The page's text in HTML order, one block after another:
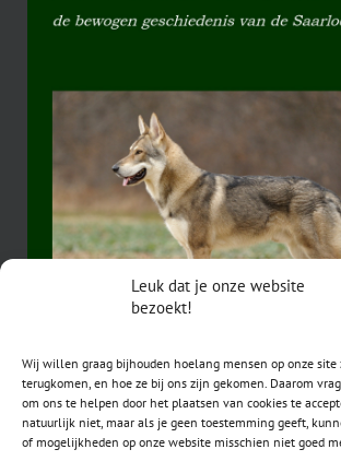
Leuk dat je onze website
bezoekt!
Wij willen graag bijhouden hoelang mensen op onze site
terugkomen, en hoe ze bij ons zijn gekomen. Daarom
om ons te helpen door het plaatsen van cookies te
natuurlijk niet, maar als je geen toestemming geeft,
of mogelijkheden op onze website misschien niet goed